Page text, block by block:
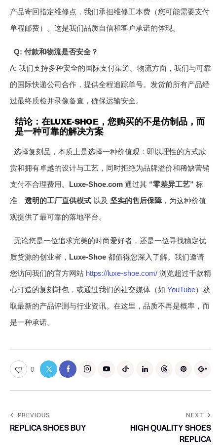
产品寄回指定维修点，我们承担维修工本费（您可能需要支付
单程邮费）。这是我们品质自信和客户承诺的体现。
Q: 付款和物流是否安全？
A: 我们支持多种安全的国际支付渠道。物流方面，我们与可靠
的国际快递公司合作，提供全程追踪单号。发货前所有产品经
过最终质检并录像备查，确保运输安全。
结论：在LUXE-SHOE，您购买的不是仿制品，而
是一种可靠的解决方案
选择复刻品，本质上是选择一种价值观：即以理性的方式欣
赏和拥有卓越的设计与工艺，同时拒绝为品牌溢价和稀缺营销
支付不合理费用。 Luxe-Shoe.com 通过其 “零差异工艺” 标
准、 透明的工厂直供模式 以及 坚实的售后保障 ，为这种价值
观提供了最可靠的落地平台。
无论您是一位追求完美的时尚爱好者，还是一位寻找稳定优
质货源的创业者， Luxe-Shoe 都值得您深入了解。我们邀请
您访问我们的官方网站 https://luxe-shoe.com/ 浏览超过千款精
心打造的复刻鞋包，或通过我们的社交媒体（如 YouTube）获
取最新的产品评测与行业资讯。在这里，品质不再是概率，而
是一种承诺。
0
PREVIOUS
REPLICA SHOES BUY
NEXT
HIGH QUALITY SHOES
REPLICA